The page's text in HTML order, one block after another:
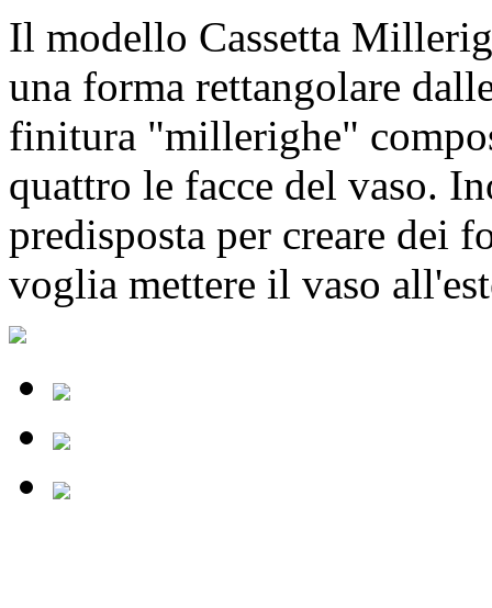
Il modello Cassetta
una forma rettangolare
finitura "millerighe"
quattro le facce del vaso.
predisposta per creare dei
voglia mettere il vaso